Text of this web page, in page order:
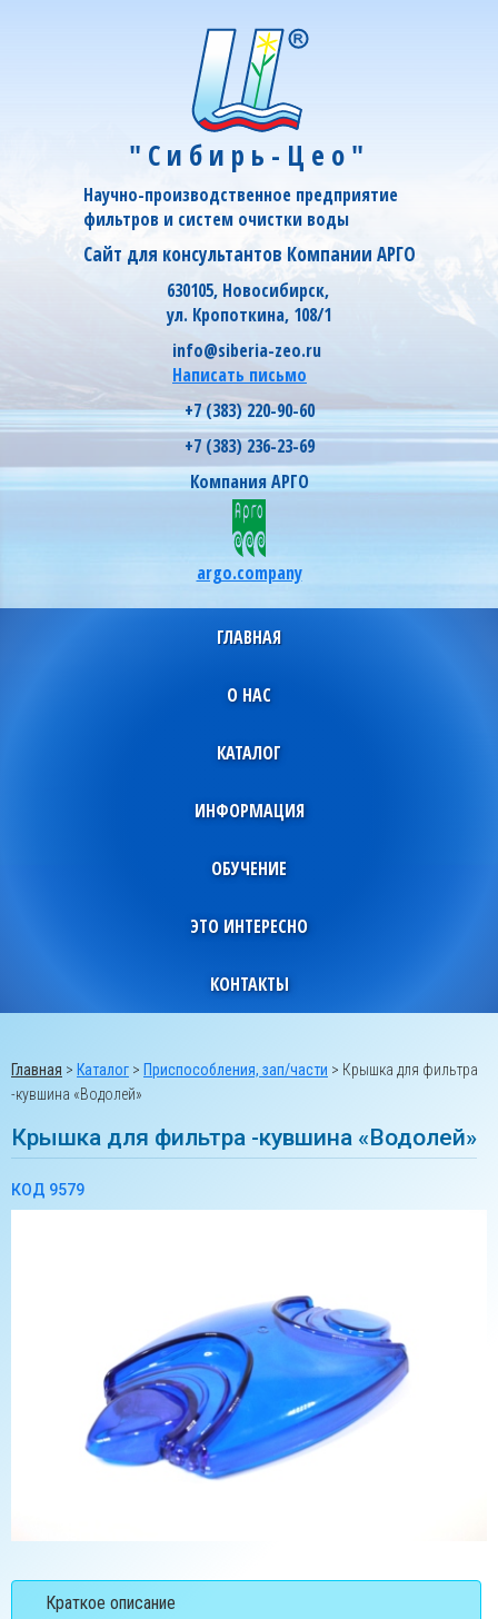
"Сибирь-Цео"
Научно-производственное предприятие
фильтров и систем очистки воды
Сайт для консультантов Компании АРГО
630105, Новосибирск,
ул. Кропоткина, 108/1
info@siberia-zeo.ru
Написать письмо
+7 (383) 220-90-60
+7 (383) 236-23-69
Компания АРГО
argo.company
ГЛАВНАЯ
О НАС
КАТАЛОГ
ИНФОРМАЦИЯ
ОБУЧЕНИЕ
ЭТО ИНТЕРЕСНО
КОНТАКТЫ
Главная > Каталог > Приспособления, зап/части > Крышка для фильтра
-кувшина «Водолей»
Крышка для фильтра -кувшина «Водолей»
КОД 9579
Краткое описание